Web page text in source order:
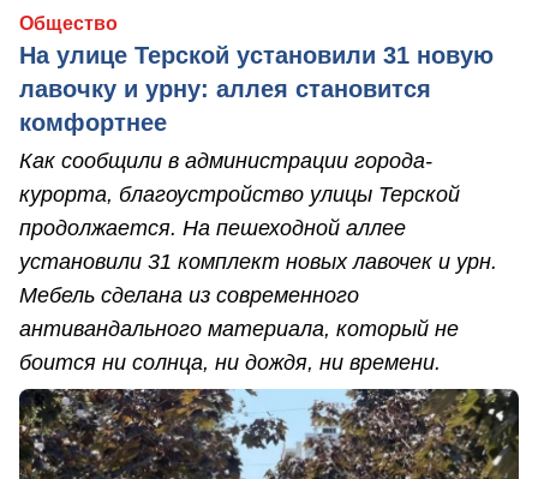
Общество
На улице Терской установили 31 новую
лавочку и урну: аллея становится
комфортнее
Как сообщили в администрации города-
курорта, благоустройство улицы Терской
продолжается. На пешеходной аллее
установили 31 комплект новых лавочек и урн.
Мебель сделана из современного
антивандального материала, который не
боится ни солнца, ни дождя, ни времени.